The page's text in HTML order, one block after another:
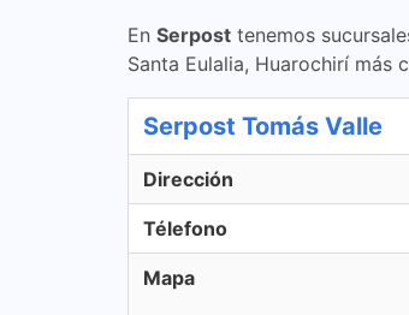
En Serpost tenemos
Santa Eulalia, Huarochirí más
Serpost Tomás Valle
Dirección
Télefono
Mapa